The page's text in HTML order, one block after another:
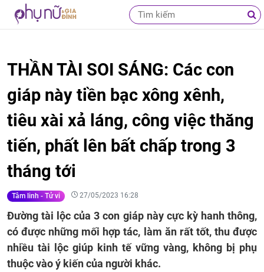
THẦN TÀI SOI SÁNG: Các con
giáp này tiền bạc xông xênh,
tiêu xài xả láng, công việc thăng
tiến, phất lên bất chấp trong 3
tháng tới
Tâm linh - Tử vi 27/05/2023 16:28
Đường tài lộc của 3 con giáp này cực kỳ hanh thông,
có được những mối hợp tác, làm ăn rất tốt, thu được
nhiều tài lộc giúp kinh tế vững vàng, không bị phụ
thuộc vào ý kiến của người khác.